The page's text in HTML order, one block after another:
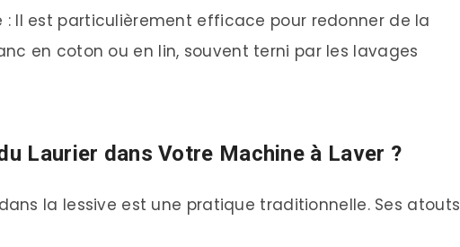
Il est particulièrement efficace pour redonner de la
en coton ou en lin, souvent terni par les lavages
Laurier dans Votre Machine à Laver ?
la lessive est une pratique traditionnelle. Ses atouts